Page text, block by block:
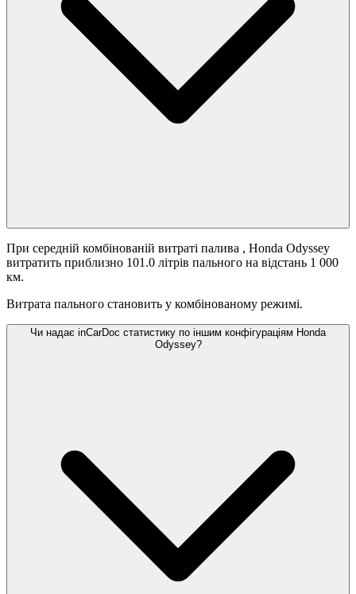
При середній комбінованій витраті палива , Honda Odyssey
витратить приблизно 101.0 літрів пального на відстань 1 000
км.
Витрата пального становить у комбінованому режимі.
Чи надає inCarDoc статистику по іншим конфігураціям Honda
Odyssey?